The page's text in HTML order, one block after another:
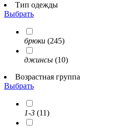
Тип одежды
Выбрать
брюки (245)
джинсы (10)
Возрастная группа
Выбрать
1-3 (11)